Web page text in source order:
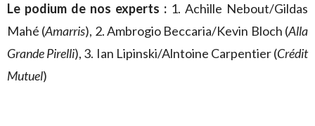
Le podium de nos experts : 1. Achille Nebout/Gildas
Mahé (Amarris), 2. Ambrogio Beccaria/Kevin Bloch (Alla
Grande Pirelli), 3. Ian Lipinski/Alntoine Carpentier (Crédit
Mutuel)